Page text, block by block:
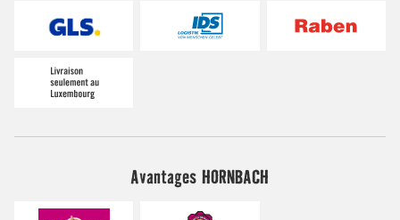
Avantages HORNBACH